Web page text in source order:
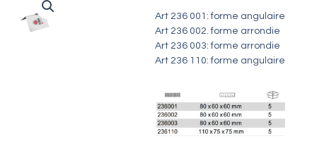
Art 236 001: forme angulaire
Art 236 002. forme arrondie
Art 236 003: forme arrondie
Art 236 110: forme angulaire